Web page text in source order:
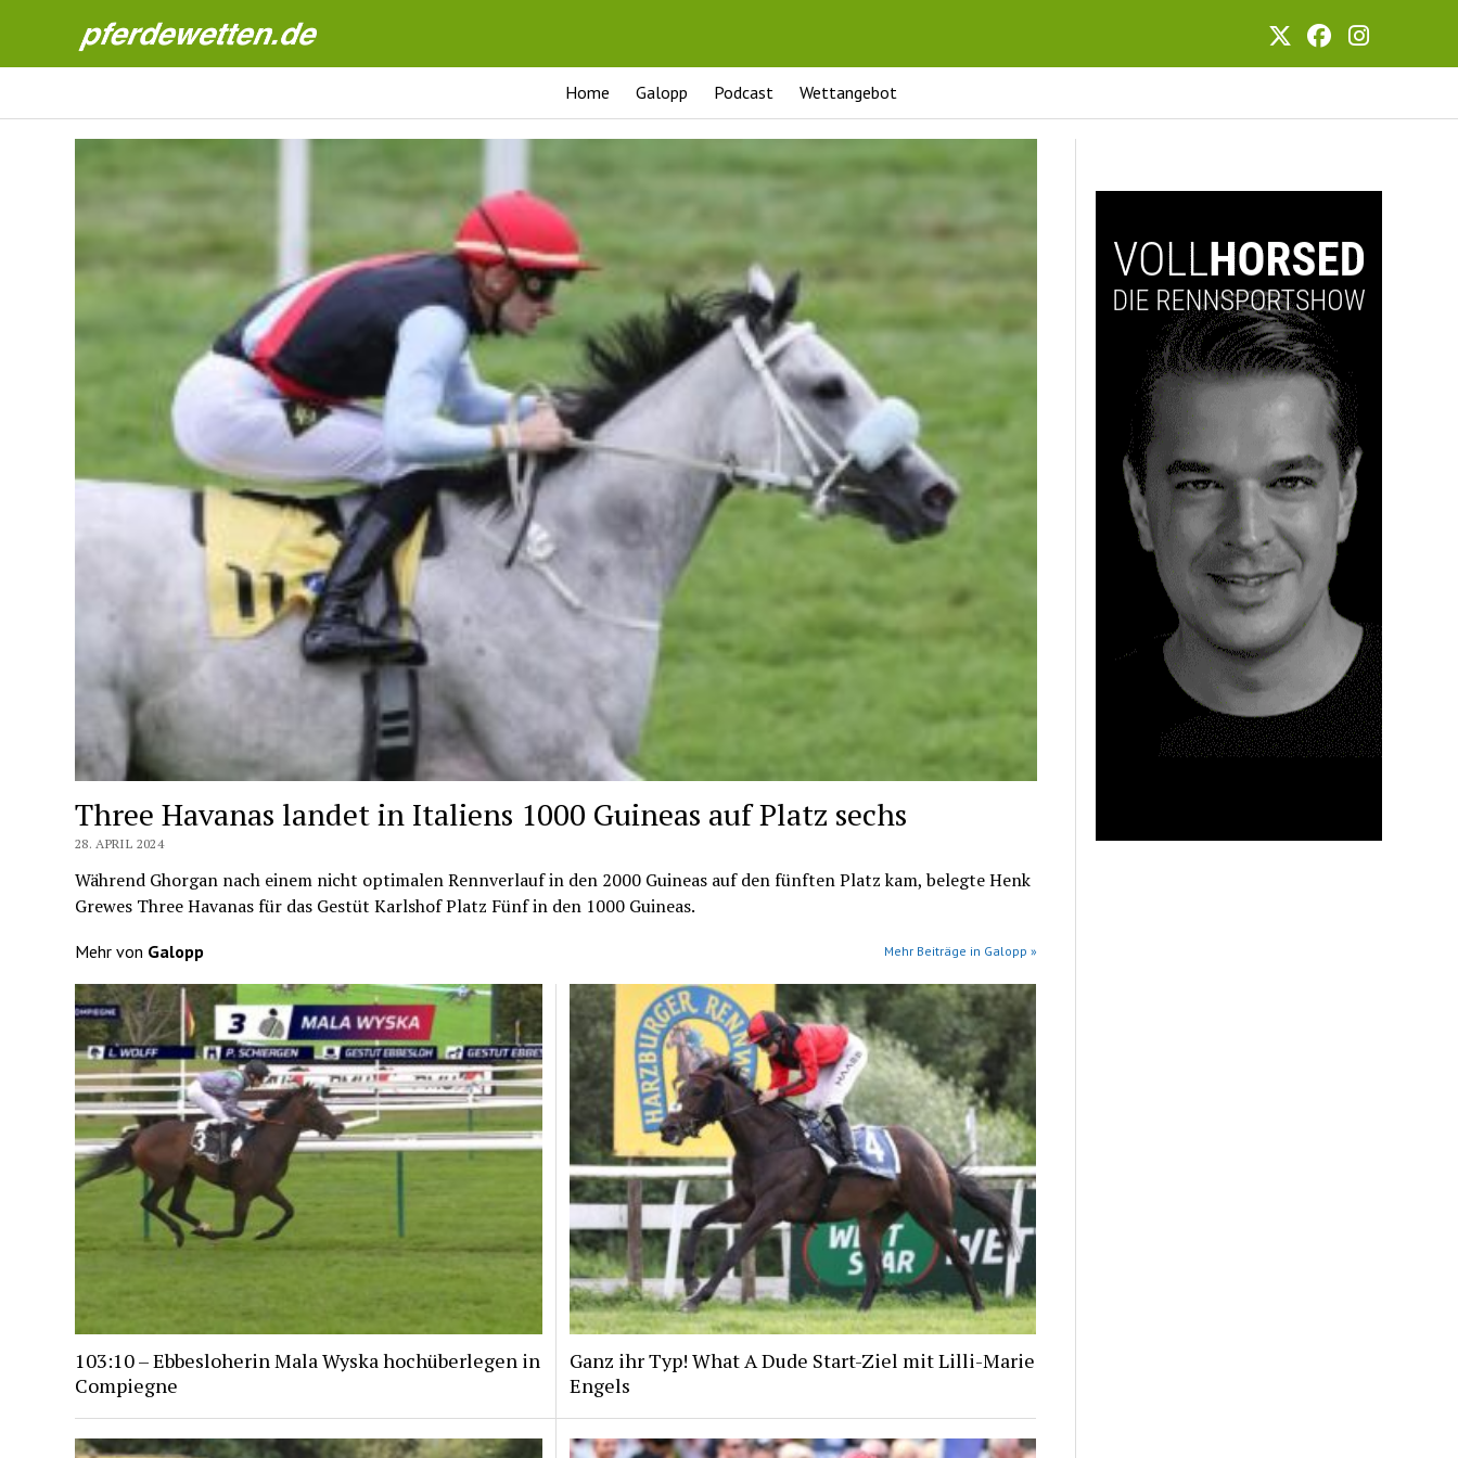
Pferdewetten News
Home Galopp Podcast Wettangebot
Three Havanas landet in Italiens 1000 Guineas auf Platz sechs
28. APRIL 2024
Während Ghorgan nach einem nicht optimalen Rennverlauf in den 2000 Guineas auf den fünften Platz kam, belegte Henk
Grewes Three Havanas für das Gestüt Karlshof Platz Fünf in den 1000 Guineas.
Mehr von Galopp Mehr Beiträge in Galopp »
103:10 – Ebbesloherin Mala Wyska hochüberlegen in
Compiegne
Ganz ihr Typ! What A Dude Start-Ziel mit Lilli-Marie
Engels